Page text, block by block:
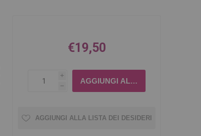
€19,50
i
h
AGGIUNGI ALLA LISTA DEI DESIDERI